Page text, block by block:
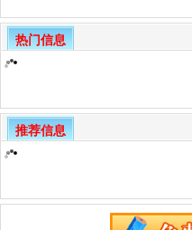
热门信息
推荐信息